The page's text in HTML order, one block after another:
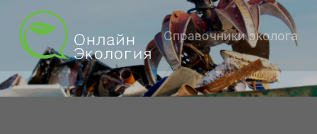
Справочники эколога